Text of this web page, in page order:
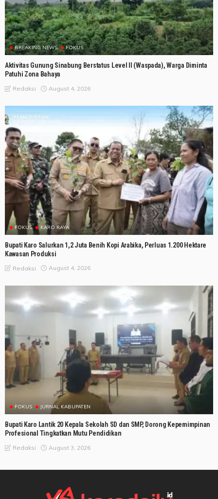
BREAKING NEWS FOKUS
Aktivitas Gunung Sinabung Berstatus Level II (Waspada), Warga Diminta
Patuhi Zona Bahaya
Redaksi August 4, 2026
FOKUS KARO RAYA
Bupati Karo Salurkan 1,2 Juta Benih Kopi Arabika, Perluas 1.200 Hektare
Kawasan Produksi
Redaksi August 4, 2026
FOKUS JURNAL KABUPATEN
Bupati Karo Lantik 20 Kepala Sekolah SD dan SMP, Dorong Kepemimpinan
Profesional Tingkatkan Mutu Pendidikan
Redaksi August 3, 2026